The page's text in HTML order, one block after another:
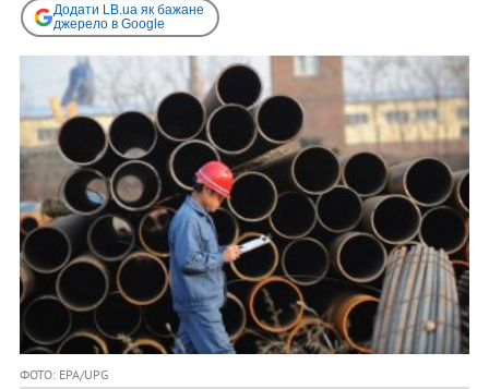
Додати LB.ua як бажане
джерело в Google
ФОТО: EPA/UPG